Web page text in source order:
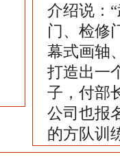
介绍说：
门、检修
幕式画轴
打造出一
子，付部
公司也报
的方队训